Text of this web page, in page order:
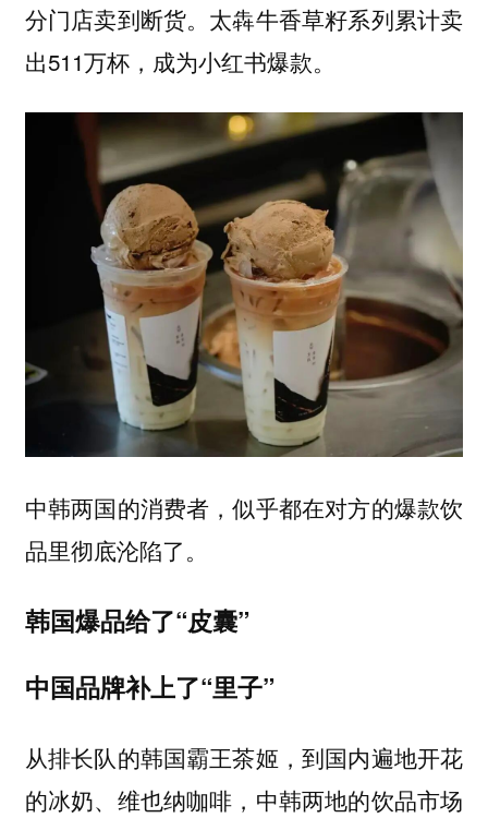
分门店卖到断货。太犇牛香草籽系列累计卖
出511万杯，成为小红书爆款。
中韩两国的消费者，似乎都在对方的爆款饮
品里彻底沦陷了。
韩国爆品给了“皮囊”
中国品牌补上了“里子”
从排长队的韩国霸王茶姬，到国内遍地开花
的冰奶、维也纳咖啡，中韩两地的饮品市场